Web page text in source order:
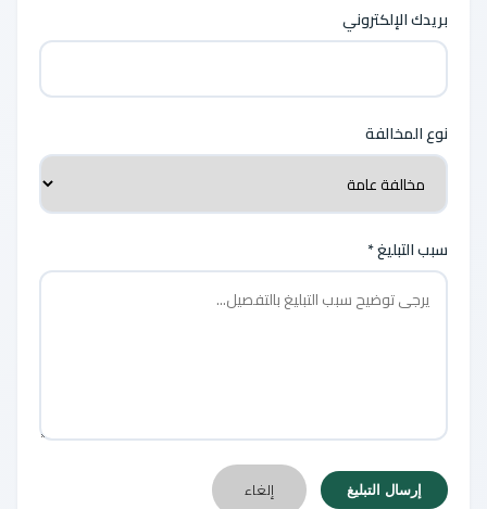
بريدك الإلكتروني
نوع المخالفة
سبب التبليغ *
إرسال التبليغ إلغاء